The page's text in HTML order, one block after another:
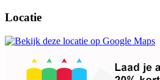
Locatie